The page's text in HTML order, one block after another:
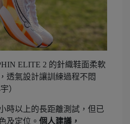
ELITE 2 的針織鞋面柔軟
透氣設計讓訓練過程不悶
）
時以上的長距離測試，但已
及定位。 個人建議，